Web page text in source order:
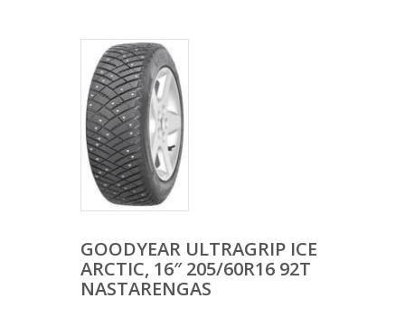
GOODYEAR ULTRAGRIP ICE
ARCTIC, 16″ 205/60R16 92T
NASTARENGAS